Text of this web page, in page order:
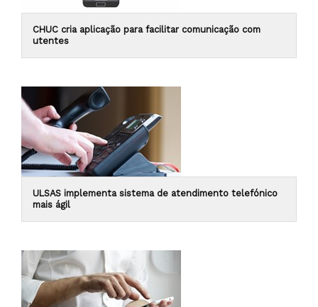
CHUC cria aplicação para facilitar comunicação com
utentes
ULSAS implementa sistema de atendimento telefónico
mais ágil